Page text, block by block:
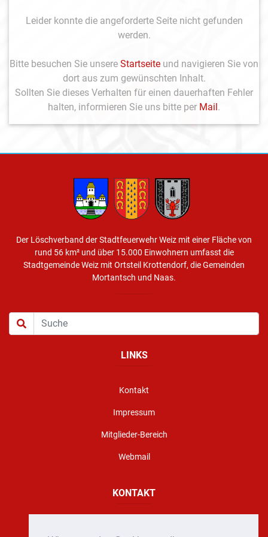
Leider konnte die angeforderte Seite nicht gefunden
werden.
Bitte besuchen Sie unsere Startseite und navigieren Sie von
dort aus zum gewünschten Inhalt.
Sollten Sie dieses Verhalten für einen dauerhaften Fehler
halten, informieren Sie uns bitte per Mail.
Der Löschverband der Stadtfeuerwehr Weiz mit einer Fläche von
rund 56 km² und über 15.000 Einwohnern umfasst die
Stadtgemeinde Weiz mit Ortsteil Krottendorf, die Gemeinden
Mortantsch und Naas.
LINKS
Kontakt
Impressum
Mitglieder-Bereich
Webmail
KONTAKT